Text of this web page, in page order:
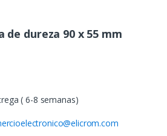
de dureza 90 x 55 mm
( 6-8 semanas)